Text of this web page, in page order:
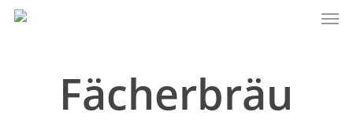
Skip
Fächerbräu